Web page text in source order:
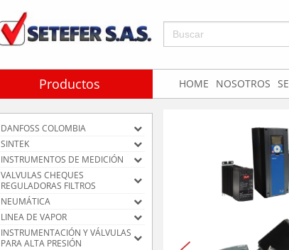
Buscar:
HOME NOSOTROS
Productos
DANFOSS COLOMBIA
SINTEK
INSTRUMENTOS DE MEDICIÓN
VALVULAS CHEQUES
REGULADORAS FILTROS
NEUMÁTICA
LINEA DE VAPOR
INSTRUMENTACIÓN Y VÁLVULAS
PARA ALTA PRESIÓN